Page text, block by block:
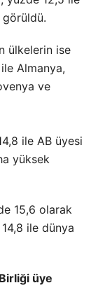
ülkelerin ise
Almanya,
ve
ile AB üyesi
yüksek
15,6 olarak
ile dünya
üye